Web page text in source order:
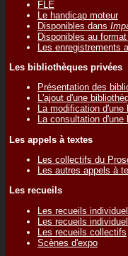
FLE
Le handicap moteur
Disponibles dans
Disponibles au format
Les enregistrements
Les bibliothèques privées
Présentation des
L'ajout d'une
La modification d'une
La consultation d'une
Les appels à textes
Les collectifs du
Les autres appels à
Les recueils
Les recueils
Les recueils
Les recueils collectifs
Scènes d'expo